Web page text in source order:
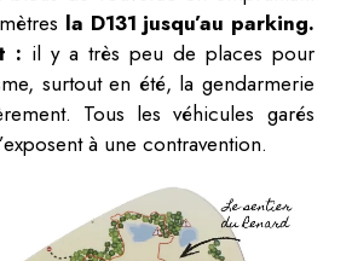
la D131 jusqu’au parking.
: il y a très peu de places pour
surtout en été, la gendarmerie
Tous les véhicules garés
à une contravention.